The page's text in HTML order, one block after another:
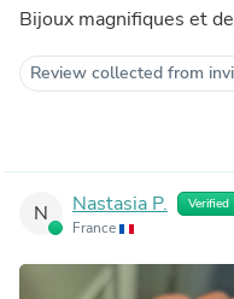
Bijoux magnifiques et
Review collected from
N Nastasia P. Verified
France